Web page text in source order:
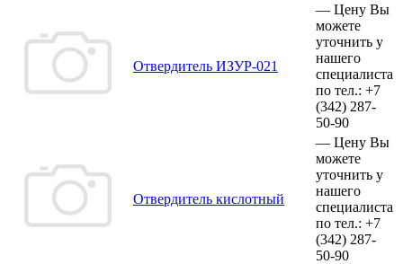
Отвердитель ИЗУР-021
— Цену Вы
можете
уточнить у
нашего
специалиста
по тел.: +7
(342) 287-
50-90
Отвердитель кислотный
— Цену Вы
можете
уточнить у
нашего
специалиста
по тел.: +7
(342) 287-
50-90